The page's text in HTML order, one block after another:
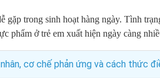
gặp trong sinh hoạt hàng ngày. Tình
phẩm ở trẻ em xuất hiện ngày càng
cơ chế phản ứng và cách thức